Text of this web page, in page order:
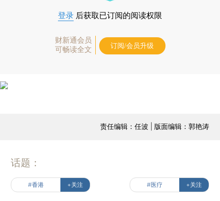
登录 后获取已订阅的阅读权限
财新通会员
可畅读全文
订阅/会员升级
责任编辑：任波 | 版面编辑：郭艳涛
话题：
#香港 +关注 #医疗 +关注